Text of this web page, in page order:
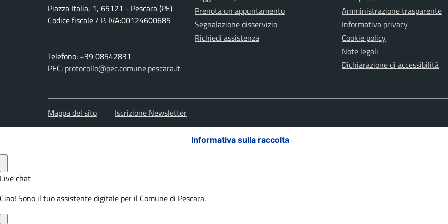
Piazza Italia, 1, 65121 - Pescara (PE)
Codice fiscale / P. IVA:00124600685
Telefono: +39 08542831
PEC: protocollo@pec.comune.pescara.it
Prenota un appuntamento
Segnalazione disservizio
Richiedi assistenza
Amministrazione trasparente
Informativa privacy
Cookie policy
Note legali
Dichiarazione di accessibilità
Mappa del sito Iscrizione Newsletter
Informativa sulla raccolta